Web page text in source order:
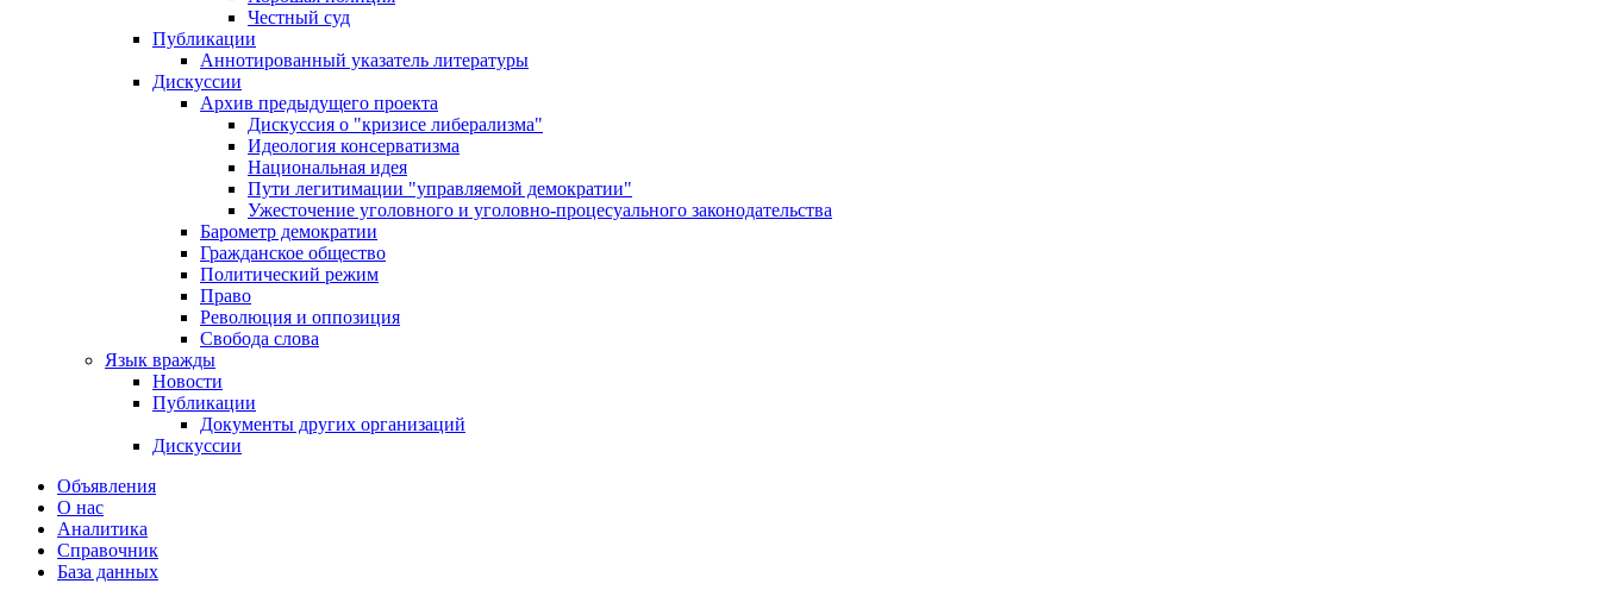
Честный суд
Публикации
Аннотированный указатель литературы
Дискуссии
Архив предыдущего проекта
Дискуссия о "кризисе либерализма"
Идеология консерватизма
Национальная идея
Пути легитимации "управляемой демократии"
Ужесточение уголовного и уголовно-процесуального законодательства
Барометр демократии
Гражданское общество
Политический режим
Право
Революция и оппозиция
Свобода слова
Язык вражды
Новости
Публикации
Документы других организаций
Дискуссии
Объявления
О нас
Аналитика
Справочник
База данных